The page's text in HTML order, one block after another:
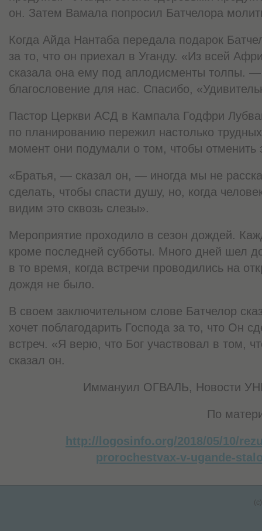
он. Затем Вамала попросил Батчелора
Когда Айда Нантаба передала подарок
за то, что он приехал в Уганду. «Из всей
сказала она ему под аплодисменты толпы.
благословение для нас. Спасибо,
Пастор Церкви АСД в Кампала Годфри
по планированию пережил настолько
момент они подумали о том, чтобы отменить
«Братья, — сказал он, — иногда мы не
сделать, чтобы спасти душу, но, когда
видим это сквозь слезы».
Мероприятие проходило в сезон дождей.
кроме последней субботы. Много дней шел
в то время, когда встречи проводились на
дождя не было.
В своем заключительном слове Батчелор
хочет поблагодарить Господа за то, что Он
встреч. «Я верю, что Бог участвовал в том,
сказал он.
Иммануил ОГВАЛЬ, Новости
По
http://logosinfo.org/2018/05/10/
prorochestvax-v-ugande-